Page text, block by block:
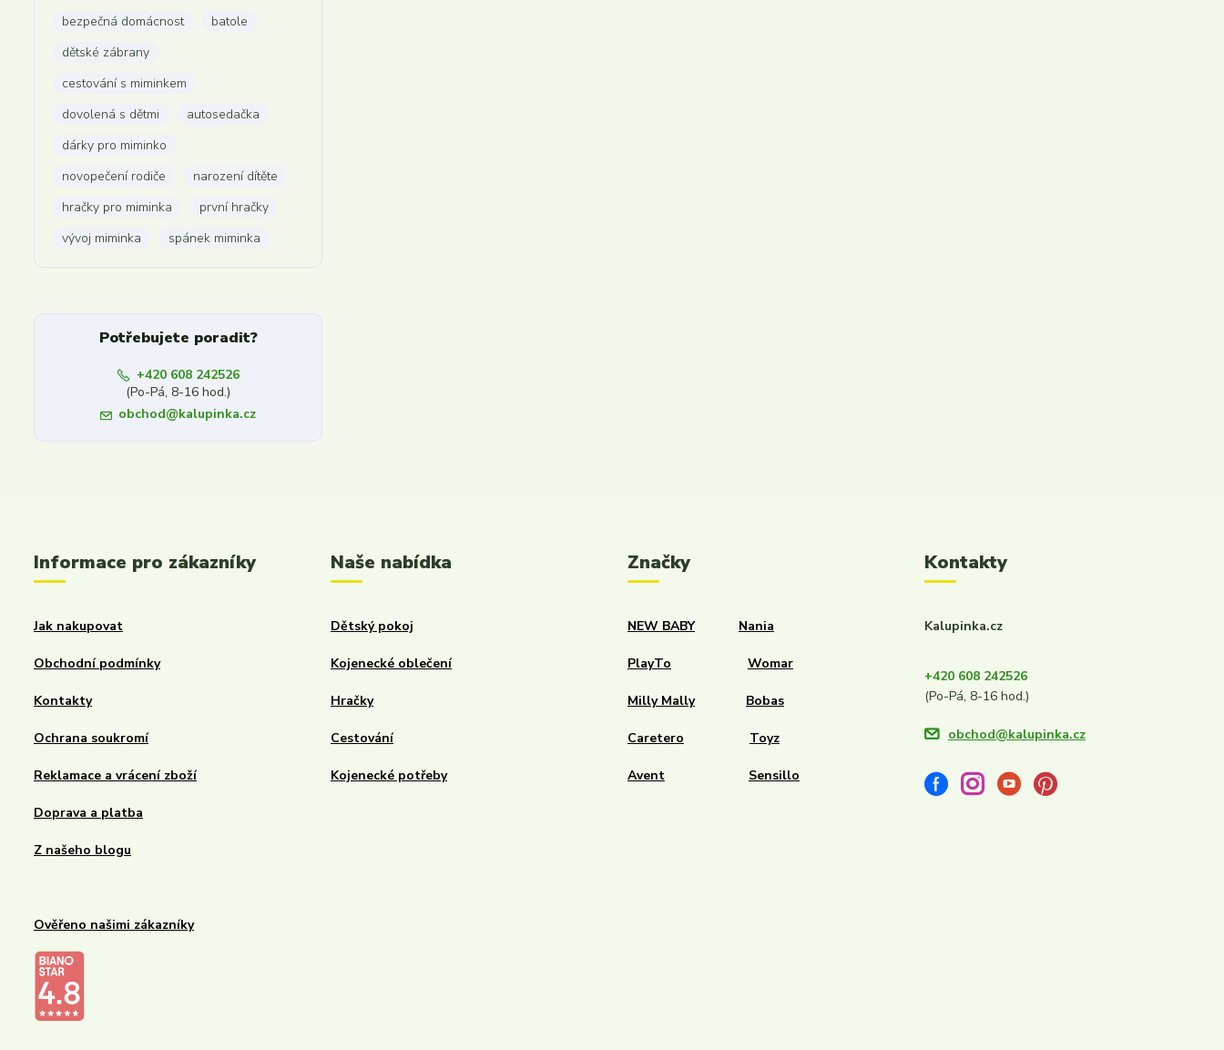
bezpečná domácnost
batole
dětské zábrany
cestování s miminkem
dovolená s dětmi
autosedačka
dárky pro miminko
novopečení rodiče
narození dítěte
hračky pro miminka
první hračky
vývoj miminka
spánek miminka
Potřebujete poradit?
+420 608 242526
(Po-Pá, 8-16 hod.)
obchod@kalupinka.cz
Informace pro zákazníky
Jak nakupovat
Obchodní podmínky
Kontakty
Ochrana soukromí
Reklamace a vrácení zboží
Doprava a platba
Z našeho blogu
Ověřeno našimi zákazníky
Naše nabídka
Dětský pokoj
Kojenecké oblečení
Hračky
Cestování
Kojenecké potřeby
Značky
NEW BABY Nania
PlayTo Womar
Milly Mally Bobas
Caretero Toyz
Avent Sensillo
Kontakty
Kalupinka.cz
+420 608 242526
(Po-Pá, 8-16 hod.)
obchod@kalupinka.cz